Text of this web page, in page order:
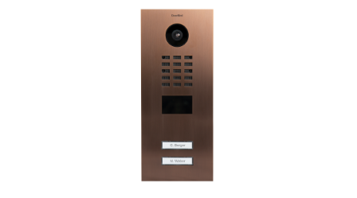
Afbeeldingengalerij overslaan